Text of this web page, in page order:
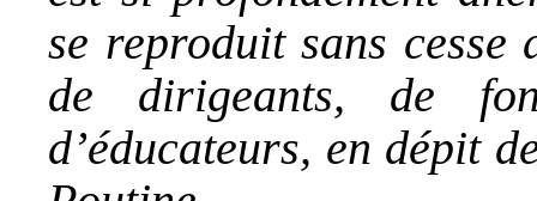
se reproduit sans cesse
de dirigeants, de
d’éducateurs, en dépit